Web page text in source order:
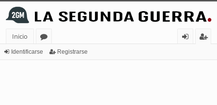
Inicio
or
Identificarse Registrarse